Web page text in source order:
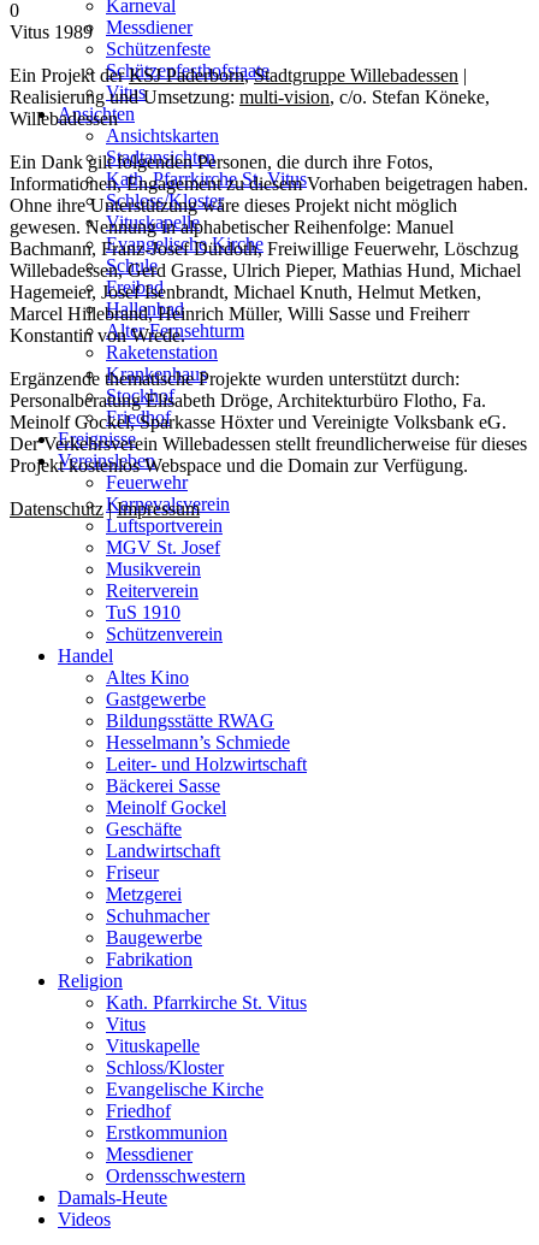
Karneval
Messdiener
Schützenfeste
Schützenfesthofstaate
Vitus
Ansichten
Ansichtskarten
Stadtansichten
Kath. Pfarrkirche St. Vitus
Schloss/Kloster
Vituskapelle
Evangelische Kirche
Schule
Freibad
Hallenbad
Alter Fernsehturm
Raketenstation
Krankenhaus
Stockhof
Friedhof
Ereignisse
Vereinsleben
Feuerwehr
Karnevalsverein
Luftsportverein
MGV St. Josef
Musikverein
Reiterverein
TuS 1910
Schützenverein
Handel
Altes Kino
Gastgewerbe
Bildungsstätte RWAG
Hesselmann’s Schmiede
Leiter- und Holzwirtschaft
Bäckerei Sasse
Meinolf Gockel
Geschäfte
Landwirtschaft
Friseur
Metzgerei
Schuhmacher
Baugewerbe
Fabrikation
Religion
Kath. Pfarrkirche St. Vitus
Vitus
Vituskapelle
Schloss/Kloster
Evangelische Kirche
Friedhof
Erstkommunion
Messdiener
Ordensschwestern
Damals-Heute
Videos
0
Vitus 1989
Ein Projekt derKSJ Paderborn,Stadtgruppe Willebadessen |
Realisierung und Umsetzung: multi-vision, c/o. Stefan Köneke,
Willebadessen
Ein Dank gilt folgenden Personen, die durch ihre Fotos,
Informationen, Engagement zu diesem Vorhaben beigetragen haben.
Ohne ihre Unterstützung wäre dieses Projekt nicht möglich
gewesen. Nennung in alphabetischer Reihenfolge: Manuel
Bachmann, Franz-Josef Dürdoth, Freiwillige Feuerwehr, Löschzug
Willebadessen, Gerd Grasse, Ulrich Pieper, Mathias Hund, Michael
Hagemeier, Josef Isenbrandt, Michael Knuth, Helmut Metken,
Marcel Hillebrand, Heinrich Müller, Willi Sasse und Freiherr
Konstantin von Wrede.
Ergänzende thematische Projekte wurden unterstützt durch:
Personalberatung Elisabeth Dröge, Architekturbüro Flotho, Fa.
Meinolf Gockel, Sparkasse Höxter und Vereinigte Volksbank eG.
Der Verkehrsverein Willebadessen stellt freundlicherweise für dieses
Projekt kostenlos Webspace und die Domain zur Verfügung.
Datenschutz|Impressum